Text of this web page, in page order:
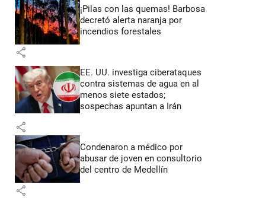
¡Pilas con las quemas! Barbosa
decretó alerta naranja por
incendios forestales
share
EE. UU. investiga ciberataques
contra sistemas de agua en al
menos siete estados;
sospechas apuntan a Irán
share
Condenaron a médico por
abusar de joven en consultorio
del centro de Medellín
share